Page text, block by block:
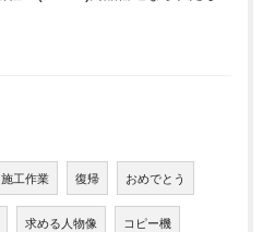
施工作業 復帰 おめでとう
求める人物像 コピー機